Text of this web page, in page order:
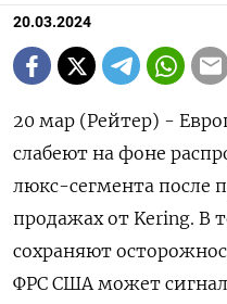
20.03.2024
20 мар (Рейтер) -
слабеют на фоне
люкс-сегмента после
продажах от Kering. В
сохраняют
ФРС США может